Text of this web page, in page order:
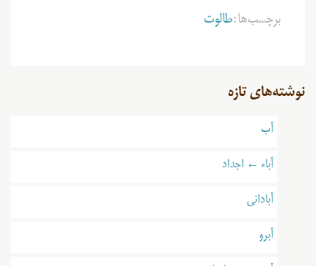
برچسب‌ها:طالوت
نوشته‌های تازه
آب
آباء ← اجداد
آبادانی
آبرو